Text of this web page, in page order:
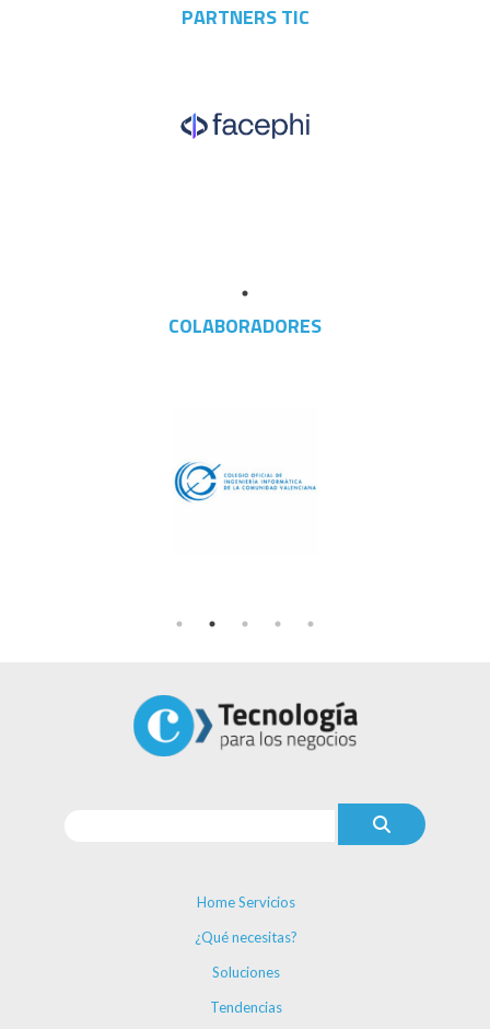
PARTNERS TIC
COLABORADORES
Home Servicios
¿Qué necesitas?
Soluciones
Tendencias